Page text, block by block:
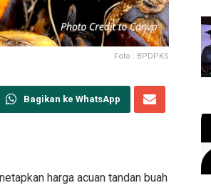
Foto : BPDPKS
Bagikan ke WhatsApp
harga acuan tandan buah